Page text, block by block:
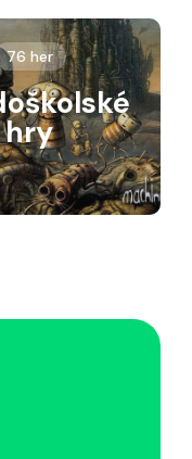
76 her
hry